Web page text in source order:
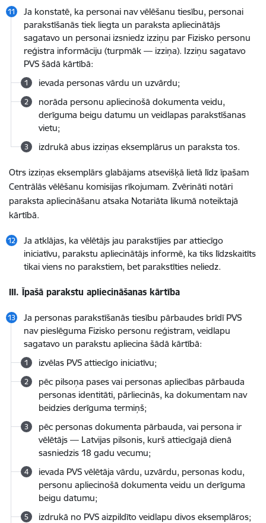
Ja konstatē, ka personai nav vēlēšanu tiesību, personai
parakstīšanās tiek liegta un paraksta apliecinātājs
sagatavo un personai izsniedz izziņu par Fizisko personu
reģistra informāciju (turpmāk — izziņa). Izziņu sagatavo
PVS šādā kārtībā:
ievada personas vārdu un uzvārdu;
norāda personu apliecinošā dokumenta veidu,
derīguma beigu datumu un veidlapas parakstīšanas
vietu;
izdrukā abus izziņas eksemplārus un paraksta tos.
Otrs izziņas eksemplārs glabājams atsevišķā lietā līdz īpašam
Centrālās vēlēšanu komisijas rīkojumam. Zvērināti notāri
paraksta apliecināšanu atsaka Notariāta likumā noteiktajā
kārtībā.
Ja atklājas, ka vēlētājs jau parakstījies par attiecīgo
iniciatīvu, parakstu apliecinātājs informē, ka tiks līdzskaitīts
tikai viens no parakstiem, bet parakstīties neliedz.
III. Īpašā parakstu apliecināšanas kārtība
Ja personas parakstīšanās tiesību pārbaudes brīdī PVS
nav pieslēguma Fizisko personu reģistram, veidlapu
sagatavo un parakstu apliecina šādā kārtībā:
izvēlas PVS attiecīgo iniciatīvu;
pēc pilsoņa pases vai personas apliecības pārbauda
personas identitāti, pārliecinās, ka dokumentam nav
beidzies derīguma termiņš;
pēc personas dokumenta pārbauda, vai persona ir
vēlētājs — Latvijas pilsonis, kurš attiecīgajā dienā
sasniedzis 18 gadu vecumu;
ievada PVS vēlētāja vārdu, uzvārdu, personas kodu,
personu apliecinošā dokumenta veidu un derīguma
beigu datumu;
izdrukā no PVS aizpildīto veidlapu divos eksemplāros;